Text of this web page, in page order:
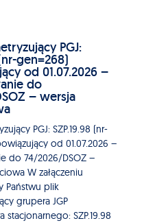
PGJ:
gen=268)
od 01.07.2026 –
do
– wersja
PGJ: SZP.19.98 (nr-
od 01.07.2026 –
do 74/2026/DSOZ –
W załączeniu
Państwu plik
grupera JGP
stacjonarnego: SZP.19.98